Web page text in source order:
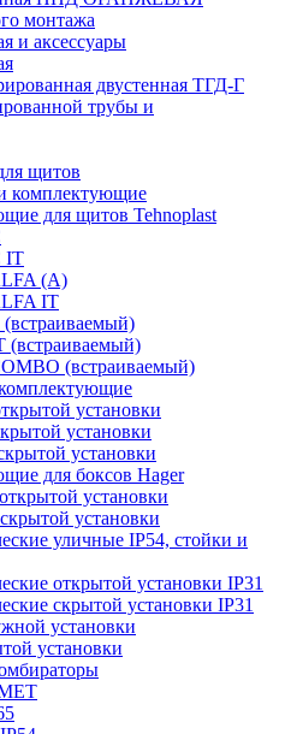
монтажа
и аксессуары
двустенная ТГД-Г
трубы и
щитов
комплектующие
для щитов Tehnoplast
IT
(А)
IT
(встраиваемый)
(встраиваемый)
(встраиваемый)
установки
установки
установки
для боксов Hager
установки
установки
уличные IP54, стойки и
открытой установки IP31
скрытой установки IP31
установки
установки